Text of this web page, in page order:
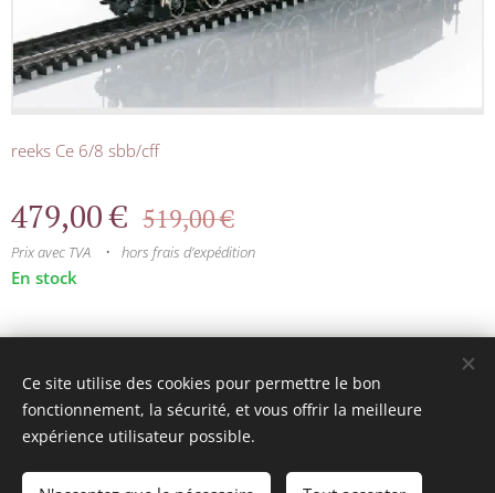
reeks Ce 6/8 sbb/cff
479,00€ 519,00€
Prix avec TVA hors frais d'expédition
En stock
mini model rails
Langues
Français
Nederlands
Ce site utilise des cookies pour permettre le bon
fonctionnement, la sécurité, et vous offrir la meilleure
expérience utilisateur possible.